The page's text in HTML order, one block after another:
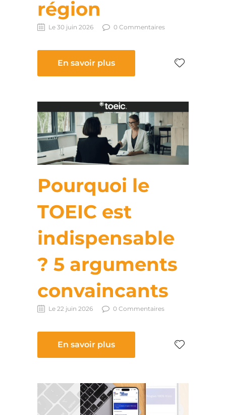
région
Le 30 juin 2026 0 Commentaires
En savoir plus
Pourquoi le
TOEIC est
indispensable
? 5 arguments
convaincants
Le 22 juin 2026 0 Commentaires
En savoir plus